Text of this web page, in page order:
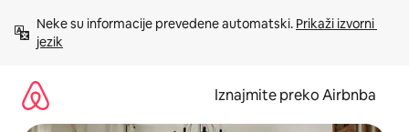
sadržaj
Neke su informacije prevedene automatski. Prikaži izvorni
jezik
Iznajmite preko Airbnba